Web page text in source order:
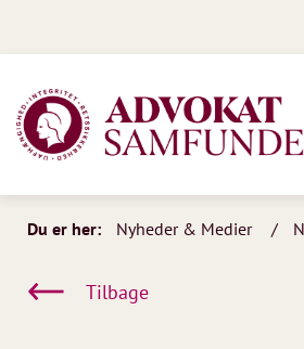
Du er her: Nyheder & Medier
Tilbage